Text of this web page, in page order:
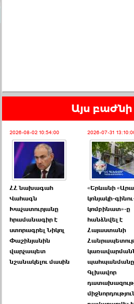
Այս բաժնի
2026-08-02 10:54:00
ՀՀ նախագահ
Վահագն
Խաչատուրյանը
հրամանագիր է
ստորագրել Նիկոլ
Փաշինյանին
վարչապետ
նշանակելու մասին
2026-07-31
«Երևանի
կոնյակի-
կոմբինատ»-ը
հանձնվել է
Հայաստանի
Գլխավոր